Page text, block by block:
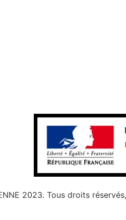
2023. Tous droits